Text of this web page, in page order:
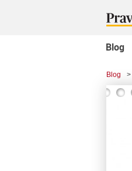
Blog
Blog >